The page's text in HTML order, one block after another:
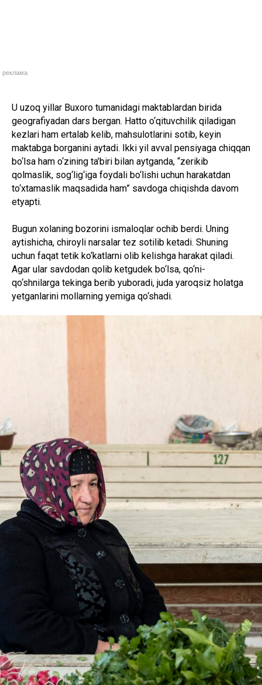
реклама
U uzoq yillar Buxoro tumanidagi maktablardan birida
geografiyadan dars bergan. Hatto o‘qituvchilik qiladigan
kezlari ham ertalab kelib, mahsulotlarini sotib, keyin
maktabga borganini aytadi. Ikki yil avval pensiyaga chiqqan
bo‘lsa ham o‘zining ta’biri bilan aytganda, “zerikib
qolmaslik, sog‘lig‘iga foydali bo‘lishi uchun harakatdan
to‘xtamaslik maqsadida ham” savdoga chiqishda davom
etyapti.
Bugun xolaning bozorini ismaloqlar ochib berdi. Uning
aytishicha, chiroyli narsalar tez sotilib ketadi. Shuning
uchun faqat tetik ko‘katlarni olib kelishga harakat qiladi.
Agar ular savdodan qolib ketgudek bo‘lsa, qo‘ni-
qo‘shnilarga tekinga berib yuboradi, juda yaroqsiz holatga
yetganlarini mollarning yemiga qo‘shadi.